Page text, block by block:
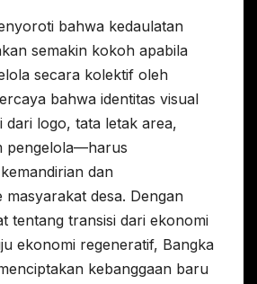
bahwa kedaulatan
semakin kokoh apabila
secara kolektif oleh
bahwa identitas visual
dari logo, tata letak area,
pengelola—harus
dan
masyarakat desa. Dengan
tentang transisi dari ekonomi
ekonomi regeneratif, Bangka
kebanggaan baru